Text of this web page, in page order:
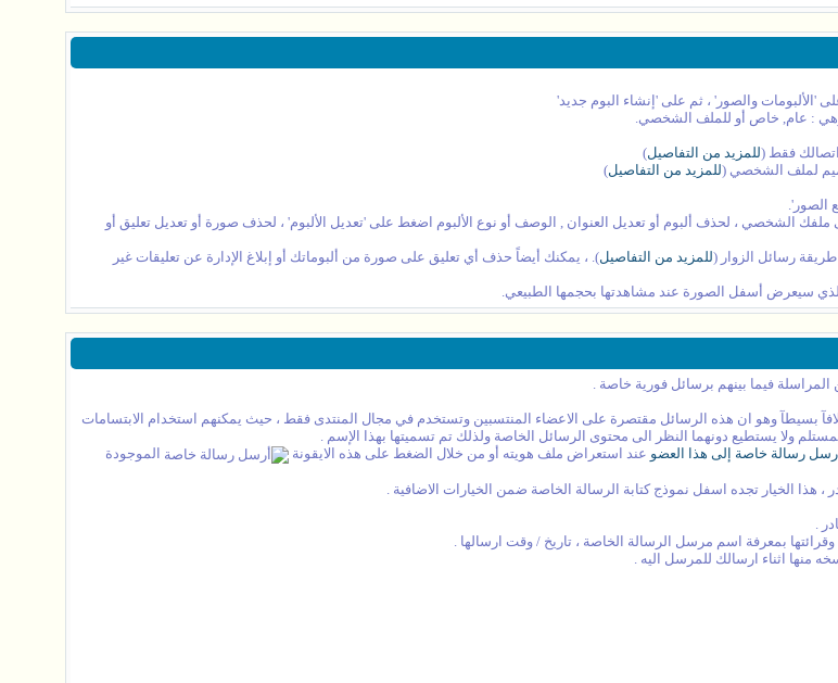
'الألبومات والصور' ، ثم على 'إنشاء البوم جديد'
وهي : عام, خاص أو للملف الشخصي.
اتصالك فقط (للمزيد من التفاصيل)
لملف الشخصي (للمزيد من التفاصيل)
الصور'.
الشخصي ، لحذف ألبوم أو تعديل العنوان , الوصف أو نوع الألبوم اضغط على 'تعديل الألبوم' ، لحذف صورة أو تعديل تعليق أو
رسائل الزوار (للمزيد من التفاصيل). ، يمكنك أيضاً حذف أي تعليق على صورة من ألبوماتك أو إبلاغ الإدارة عن تعليقات غير
المراسلة فيما بينهم برسائل فورية خاصة .
بسيطآ وهو ان هذه الرسائل مقتصرة على الاعضاء المنتسبين وتستخدم في مجال المنتدى فقط ، حيث يمكنهم استخدام الابتسامات
ولا يستطيع دونهما النظر الى محتوى الرسائل الخاصة ولذلك تم تسميتها بهذا الإسم .
ارسل رسالة خاصة إلى هذا العضو عند استعراض ملف هويته أو من خلال الضغط على هذه الايقونة
الموجودة
الخيار تجده اسفل نموذج كتابة الرسالة الخاصة ضمن الخيارات الاضافية .
.
بمعرفة اسم مرسل الرسالة الخاصة ، تاريخ / وقت ارسالها .
منها اثناء ارسالك للمرسل اليه .